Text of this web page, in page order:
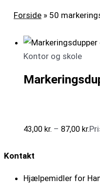
Forside » 50
Kontor og skole
43,00 kr. – 87,00 kr.
Kontakt
Hjælpemidler for